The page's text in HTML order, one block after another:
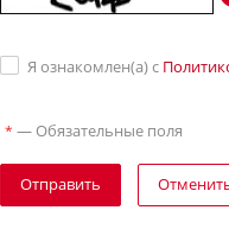
Я ознакомлен(а) с
* — Обязательные поля
Отправить